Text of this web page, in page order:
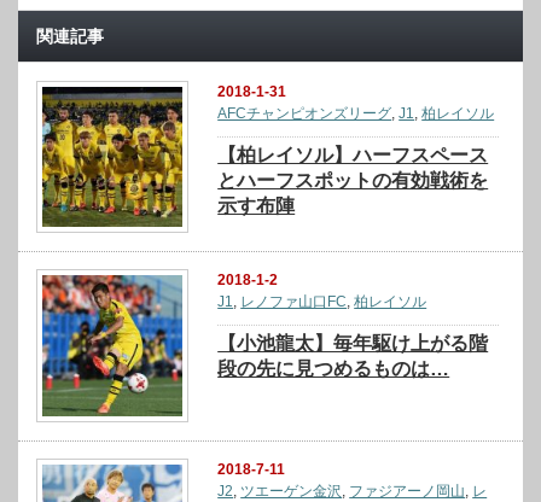
関連記事
2018-1-31
AFCチャンピオンズリーグ,J1,柏レイソル
【柏レイソル】ハーフスペース
とハーフスポットの有効戦術を
示す布陣
2018-1-2
J1, レノファ山口FC,柏レイソル
【小池龍太】毎年駆け上がる階
段の先に見つめるものは…
2018-7-11
J2 ツエーゲン金沢 ファジアーノ岡山 レ